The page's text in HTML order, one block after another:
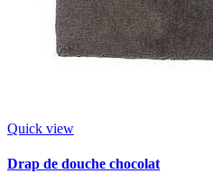
Quick view
Drap de douche chocolat